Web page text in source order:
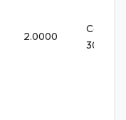
2.0000
Caixa
305 M